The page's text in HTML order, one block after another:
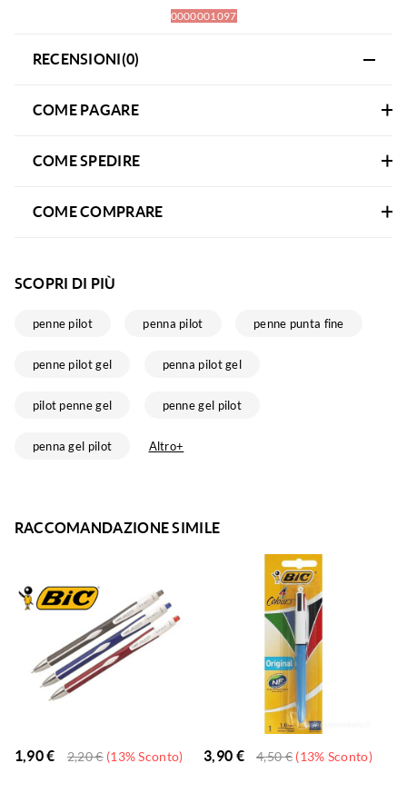
0000001097
RECENSIONI(0)
COME PAGARE
COME SPEDIRE
COME COMPRARE
SCOPRI DI PIÙ
penne pilot penna pilot penne punta fine
penne pilot gel penna pilot gel
pilot penne gel penne gel pilot
penna gel pilot Altro+
RACCOMANDAZIONE SIMILE
1,90€ 2,20€ (13% Sconto) 3,90 € 4,50€ (13% Sconto)